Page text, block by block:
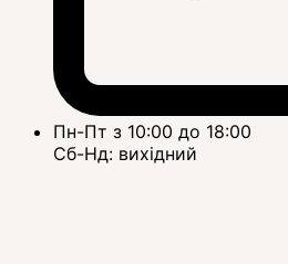
Пн-Пт з 10:00 до 18:00
Сб-Нд: вихідний